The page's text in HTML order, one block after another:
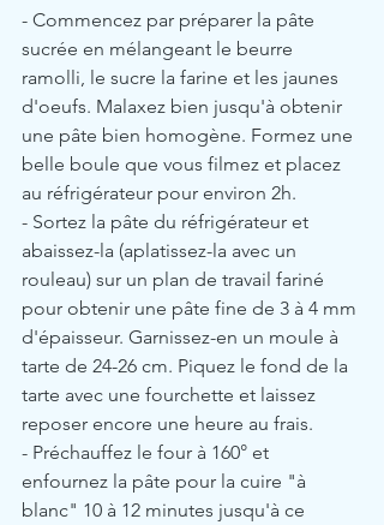
- Commencez par préparer la pâte
sucrée en mélangeant le beurre
ramolli, le sucre la farine et les jaunes
d'oeufs. Malaxez bien jusqu'à obtenir
une pâte bien homogène. Formez une
belle boule que vous filmez et placez
au réfrigérateur pour environ 2h.
- Sortez la pâte du réfrigérateur et
abaissez-la (aplatissez-la avec un
rouleau) sur un plan de travail fariné
pour obtenir une pâte fine de 3 à 4 mm
d'épaisseur. Garnissez-en un moule à
tarte de 24-26 cm. Piquez le fond de la
tarte avec une fourchette et laissez
reposer encore une heure au frais.
- Préchauffez le four à 160° et
enfournez la pâte pour la cuire "à
blanc" 10 à 12 minutes jusqu'à ce